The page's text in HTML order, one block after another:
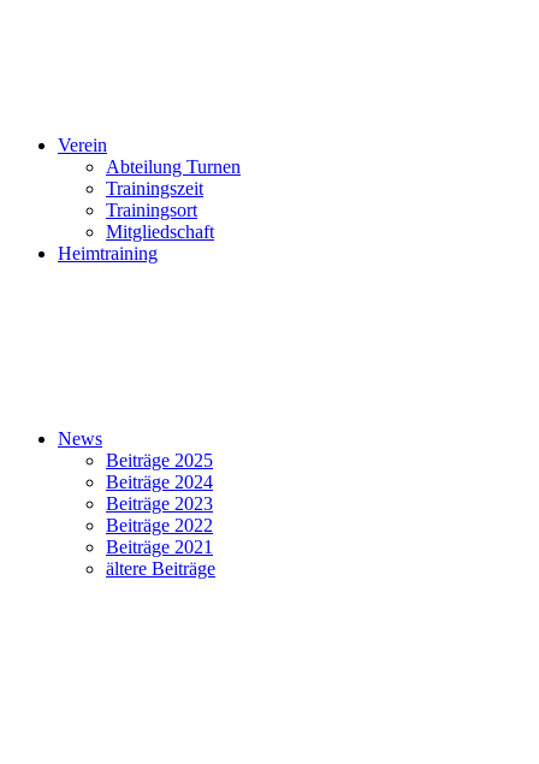
Verein
Abteilung Turnen
Trainingszeit
Trainingsort
Mitgliedschaft
Heimtraining
News
Beiträge 2025
Beiträge 2024
Beiträge 2023
Beiträge 2022
Beiträge 2021
ältere Beiträge